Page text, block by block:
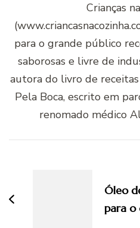
Crianças
para o grande público
saborosas e livre de
autora do livro de
Pela Boca, escrito em
renomado médico
Óleo
para o